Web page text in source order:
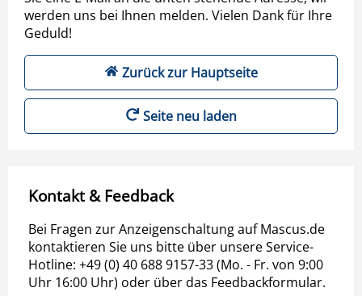
werden uns bei Ihnen melden. Vielen Dank für Ihre
Geduld!
Zurück zur Hauptseite
Seite neu laden
Kontakt & Feedback
Bei Fragen zur Anzeigenschaltung auf Mascus.de
kontaktieren Sie uns bitte über unsere Service-
Hotline: +49 (0) 40 688 9157-33 (Mo. - Fr. von 9:00
Uhr 16:00 Uhr) oder über das Feedbackformular.